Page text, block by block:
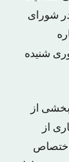
شورای
شنیده
از
از
اختصاص